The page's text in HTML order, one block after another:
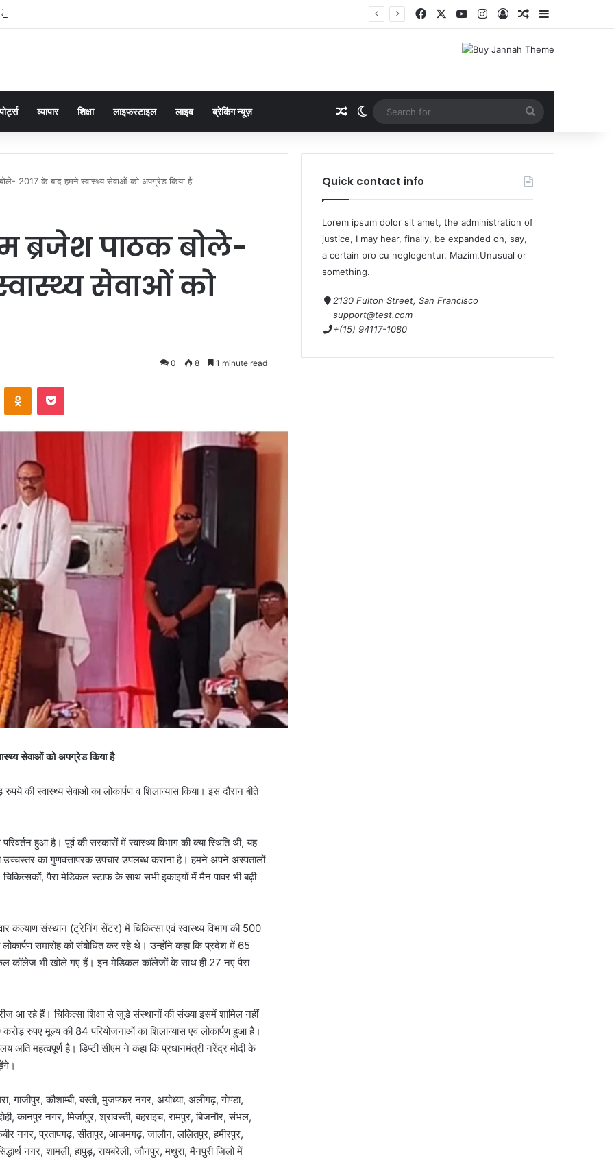
आंसू बने पुलिस की चुनौती, चौकी इंचार्ज योगेंद्र पांडेय ने 30 मिनट में ढूंढ निकाला 4 साल का मासूम
व्यापार शिक्षा लाइफस्टाइल लाइव ब्रेकिंग न्यूज़
2017 के बाद हमने स्वास्थ्य सेवाओं को अपग्रेड किया है
ब्रजेश पाठक बोले-
सेवाओं को
0 8 1 minute read
सेवाओं को अपग्रेड किया है
स्वास्थ्य सेवाओं का लोकार्पण व शिलान्यास किया। इस दौरान बीते
हुआ है। पूर्व की सरकारों में स्वास्थ्य विभाग की क्या स्थिति थी, यह
का गुणवत्तापरक उपचार उपलब्ध कराना है। हमने अपने अस्पतालों
पैरा मेडिकल स्टाफ के साथ सभी इकाइयों में मैन पावर भी बढ़ी
कल्याण संस्थान (ट्रेनिंग सेंटर) में चिकित्सा एवं स्वास्थ्य विभाग की 500
समारोह को संबोधित कर रहे थे। उन्होंने कहा कि प्रदेश में 65
कॉलेज भी खोले गए हैं। इन मेडिकल कॉलेजों के साथ ही 27 नए पैरा
आ रहे हैं। चिकित्सा शिक्षा से जुडे संस्थानों की संख्या इसमें शामिल नहीं
रुपए मूल्य की 84 परियोजनाओं का शिलान्यास एवं लोकार्पण हुआ है।
महत्वपूर्ण है। डिप्टी सीएम ने कहा कि प्रधानमंत्री नरेंद्र मोदी के
कौशाम्बी, बस्ती, मुजफ्फर नगर, अयोध्या, अलीगढ़, गोण्डा,
कानपुर नगर, मिर्जापुर, श्रावस्ती, बहराइच, रामपुर, बिजनौर, संभल,
नगर, प्रतापगढ़, सीतापुर, आजमगढ़, जालौन, ललितपुर, हमीरपुर,
नगर, शामली, हापुड़, रायबरेली, जौनपुर, मथुरा, मैनपुरी जिलों में
Quick contact info
Lorem ipsum dolor sit amet, the administration of
justice, I may hear, finally, be expanded on, say,
a certain pro cu neglegentur. Mazim.Unusual or
something.
2130 Fulton Street, San Francisco
support@test.com
+(15) 94117-1080